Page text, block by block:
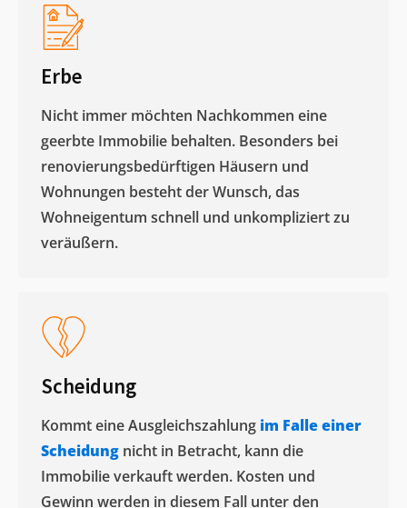
Erbe
Nicht immer möchten Nachkommen eine
geerbte Immobilie behalten. Besonders bei
renovierungsbedürftigen Häusern und
Wohnungen besteht der Wunsch, das
Wohneigentum schnell und unkompliziert zu
veräußern. ​
Scheidung
Kommt eine Ausgleichszahlung im Falle einer
Scheidung nicht in Betracht, kann die
Immobilie verkauft werden. Kosten und
Gewinn werden in diesem Fall unter den